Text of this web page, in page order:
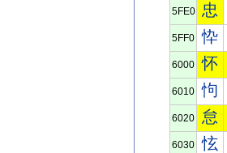
5FE0 忠
5FF0 忰
6000 怀
6010 怐
6020 怠
6030 怰